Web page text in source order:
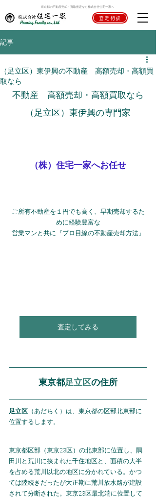
東京都の不動産売却・買取査定なら株式会社住宅一家へ
査定相談
記事
（足立区）東伊興の不動産 高額売却・高額買
取なら
不動産　高額売却・高額買取なら
（足立区）東伊興の専門家
（株）住宅一家へお任せ
ご所有不動産を１円でも高く、早期売却するた
めに経験豊富な
営業マンと共に『プロ目線の不動産売却方法』
査定してみる
東京都足立区の住所
足立区 （あだちく）は、東京都の区部北東部に
位置するします。
東京都区部（東京23区）の北東部に位置し、隅
田川と荒川に挟まれた千住地区と、面積の大半
を占める荒川以北の地区に分かれている。かつ
ては陸続きだったが大正期に荒川放水路が建設
されて分断された。東京23区最北端に位置して